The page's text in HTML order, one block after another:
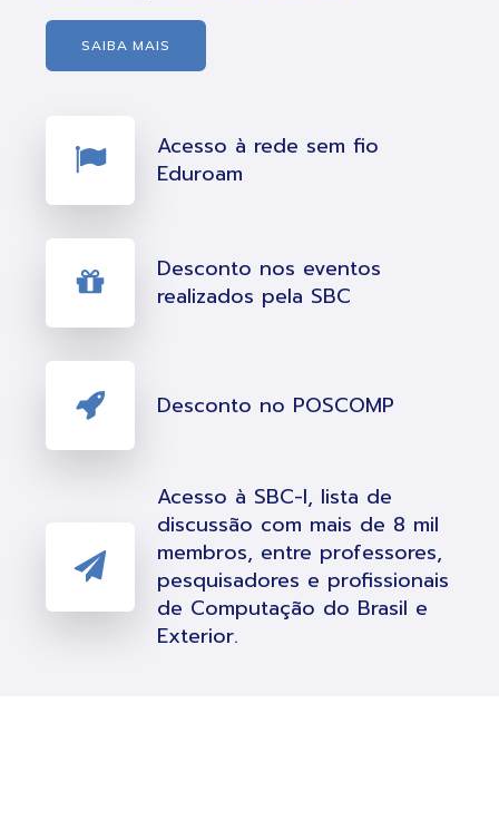
SAIBA MAIS
Acesso à rede sem fio
Eduroam
Desconto nos eventos
realizados pela SBC
Desconto no POSCOMP
Acesso à SBC-l, lista de
discussão com mais de 8 mil
membros, entre professores,
pesquisadores e profissionais
de Computação do Brasil e
Exterior.